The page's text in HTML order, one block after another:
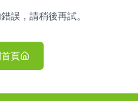
誤，請稍後再試。
頁